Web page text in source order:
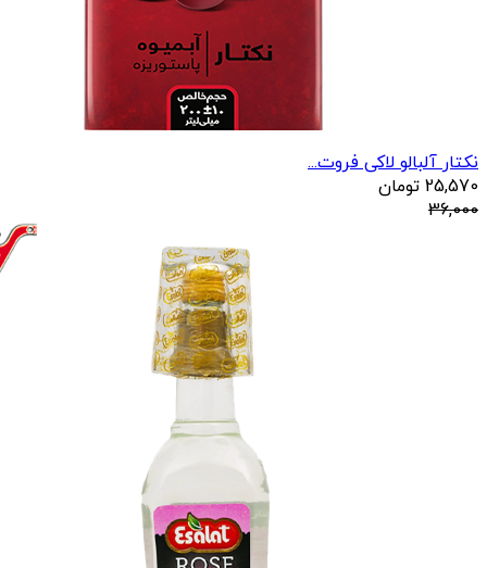
نکتار آلبالو لاکی فروت...
25,570 تومان
36,000